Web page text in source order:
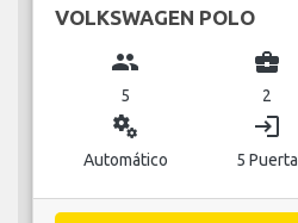
VOLKSWAGEN POLO
group
5
business_center
2
miscellaneous_services
Automático
login
5 Puerta